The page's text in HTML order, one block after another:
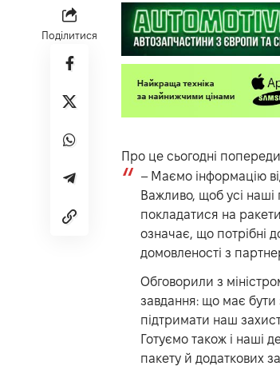
Поділитися
Про це сьогодні
– Маємо інформацію
Важливо, щоб усі наші
покладатися на
означає, що потрібні
домовленості з
Обговорили з
завдання: що має
підтримати наш
Готуємо також і наші
пакету й додаткових